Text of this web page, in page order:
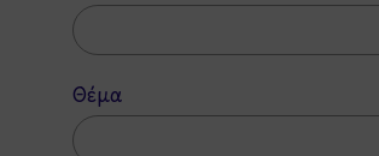
Θέμα